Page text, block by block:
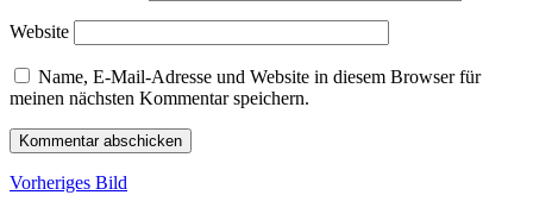
Website
Name, E-Mail-Adresse und Website in diesem Browser für
meinen nächsten Kommentar speichern.
Vorheriges Bild